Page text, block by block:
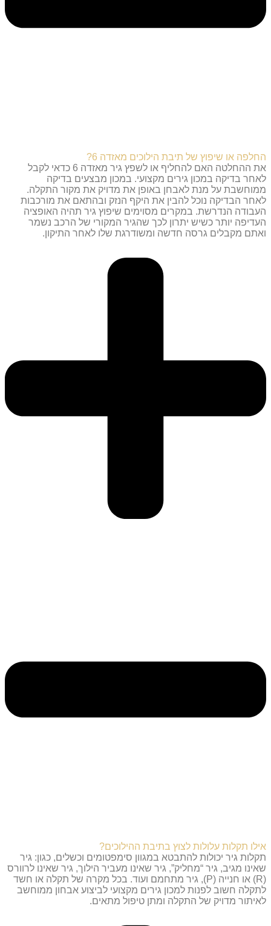
החלפה או שיפוץ של תיבת הילוכים מאזדה 6?
את ההחלטה האם להחליף או לשפץ גיר מאזדה 6 כדאי לקבל
לאחר בדיקה במכון גירים מקצועי. במכון מבצעים בדיקה
ממוחשבת על מנת לאבחן באופן את מדויק את מקור התקלה.
לאחר הבדיקה נוכל להבין את היקף הנזק ובהתאם את מורכבות
העבודה הנדרשת. במקרים מסוימים שיפוץ גיר תהיה האופציה
העדיפה יותר כשיש יתרון לכך שהגיר המקורי של הרכב נשמר
ואתם מקבלים גרסה חדשה ומשודרגת שלו לאחר התיקון.
אילו תקלות עלולות לצוץ בתיבת ההילוכים?
תקלות גיר יכולות להתבטא במגוון סימפטומים וכשלים, כגון: גיר
שאינו מגיב, גיר “מחליק”, גיר שאינו מעביר הילוך, גיר שאינו לרוורס
(R) או חנייה (P), גיר מתחמם ועוד. בכל מקרה של תקלה או חשד
לתקלה חשוב לפנות למכון גירים מקצועי לביצוע אבחון ממוחשב
לאיתור מדויק של התקלה ומתן טיפול מתאים.